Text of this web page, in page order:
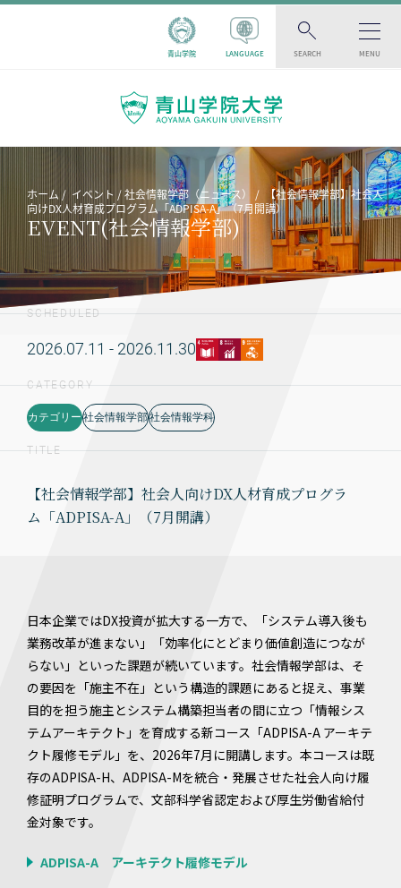
青山学院 LANGUAGE SEARCH MENU
ホーム イベント 社会情報学部（ニュース）
【社会情報学部】社会人
向けDX人材育成プログラム「ADPISA-A」（7月開講）
EVENT(社会情報学部)
SCHEDULED
2026.07.11 - 2026.11.30
CATEGORY
カテゴリー 社会情報学部社会情報学科
TITLE
【社会情報学部】社会人向けDX人材育成プログラ
ム「ADPISA-A」（7月開講）
日本企業ではDX投資が拡大する一方で、「システム導入後も
業務改革が進まない」「効率化にとどまり価値創造につなが
らない」といった課題が続いています。社会情報学部は、そ
の要因を「施主不在」という構造的課題にあると捉え、事業
目的を担う施主とシステム構築担当者の間に立つ「情報シス
テムアーキテクト」を育成する新コース「ADPISA-A アーキテ
クト履修モデル」を、2026年7月に開講します。本コースは既
存のADPISA-H、ADPISA-Mを統合・発展させた社会人向け履
修証明プログラムで、文部科学省認定および厚生労働省給付
金対象です。
ADPISA-A アーキテクト履修モデル